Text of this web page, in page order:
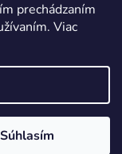
prechádzaním
Viac
Súhlasím
ochrany